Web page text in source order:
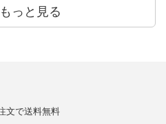
っと見る
文で送料無料